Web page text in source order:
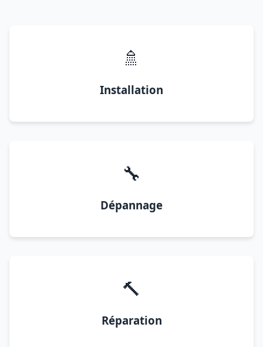
🚿
Installation
🔧
Dépannage
🔨
Réparation